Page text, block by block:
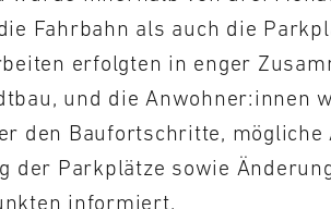
Fahrbahn als auch die
erfolgten in enger
und die Anwohner:innen
den Baufortschritte, mögliche
der Parkplätze sowie
informiert.